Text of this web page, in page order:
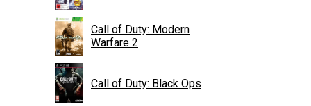
Call of Duty: Modern
Warfare 2
Call of Duty: Black Ops